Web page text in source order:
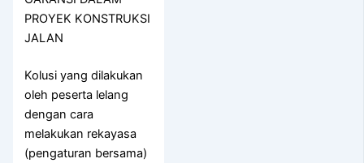
PROYEK KONSTRUKSI
JALAN
Kolusi yang dilakukan
oleh peserta lelang
dengan cara
melakukan rekayasa
(pengaturan bersama)